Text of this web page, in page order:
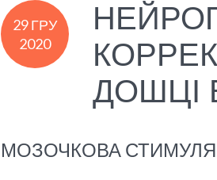
29 ГРУ
2020
ДОШЦІ
МОЗОЧКОВА